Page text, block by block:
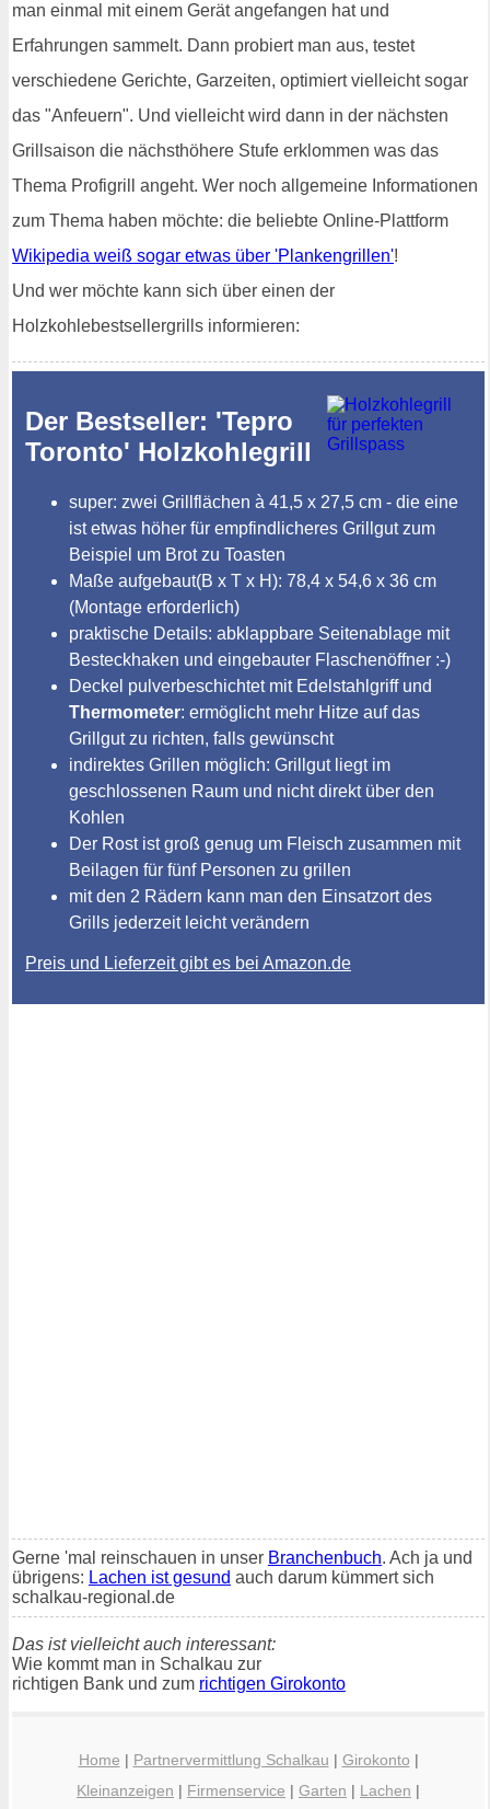
man einmal mit einem Gerät angefangen hat und
Erfahrungen sammelt. Dann probiert man aus, testet
verschiedene Gerichte, Garzeiten, optimiert vielleicht sogar
das "Anfeuern". Und vielleicht wird dann in der nächsten
Grillsaison die nächsthöhere Stufe erklommen was das
Thema Profigrill angeht. Wer noch allgemeine Informationen
zum Thema haben möchte: die beliebte Online-Plattform
Wikipedia weiß sogar etwas über 'Plankengrillen'!
Und wer möchte kann sich über einen der
Holzkohlebestsellergrills informieren:
Der Bestseller: 'Tepro
Toronto' Holzkohlegrill
super: zwei Grillflächen à 41,5 x 27,5 cm - die eine
ist etwas höher für empfindlicheres Grillgut zum
Beispiel um Brot zu Toasten
Maße aufgebaut(B x T x H): 78,4 x 54,6 x 36 cm
(Montage erforderlich)
praktische Details: abklappbare Seitenablage mit
Besteckhaken und eingebauter Flaschenöffner :-)
Deckel pulverbeschichtet mit Edelstahlgriff und
Thermometer: ermöglicht mehr Hitze auf das
Grillgut zu richten, falls gewünscht
indirektes Grillen möglich: Grillgut liegt im
geschlossenen Raum und nicht direkt über den
Kohlen
Der Rost ist groß genug um Fleisch zusammen mit
Beilagen für fünf Personen zu grillen
mit den 2 Rädern kann man den Einsatzort des
Grills jederzeit leicht verändern
Preis und Lieferzeit gibt es bei Amazon.de
Gerne 'mal reinschauen in unser Branchenbuch. Ach ja und
übrigens: Lachen ist gesund auch darum kümmert sich
schalkau-regional.de
Das ist vielleicht auch interessant:
Wie kommt man in Schalkau zur
richtigen Bank und zum richtigen Girokonto
Home | Partnervermittlung Schalkau | Girokonto |
Kleinanzeigen | Firmenservice | Garten | Lachen |